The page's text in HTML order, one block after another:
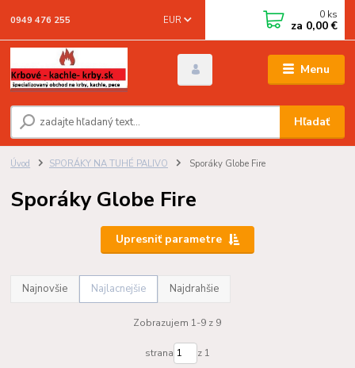
Menu
EUR
Hľadať
0949 476 255 0 ks
za 0,00 €
Úvod SPORÁKY NA TUHÉ PALIVO Sporáky Globe Fire
Sporáky Globe Fire
Upresniť parametre
Najnovšie Najlacnejšie Najdrahšie
Zobrazujem 1-9 z 9
strana z 1